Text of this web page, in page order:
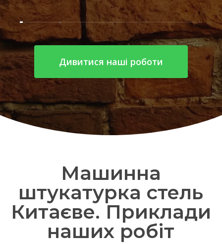
Дивитися наші роботи
Машинна
штукатурка стель
Китаєве. Приклади
наших робіт